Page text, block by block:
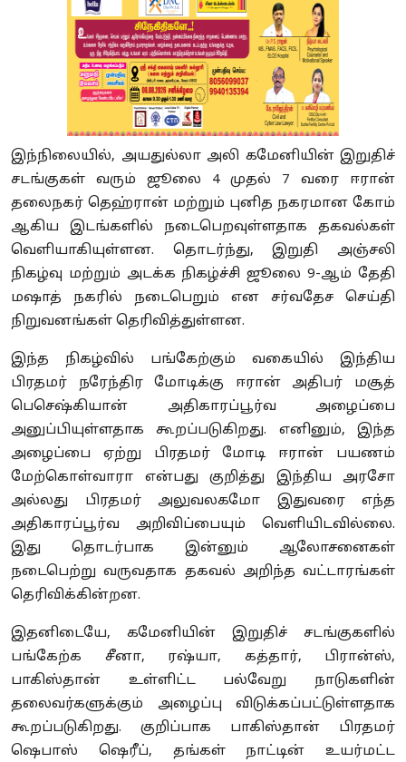
இந்நிலையில், அயதுல்லா அலி கமேனியின் இறுதிச்
சடங்குகள் வரும் ஜூலை 4முதல் 7 வரை ஈரான்
தலைநகர் தெஹ்ரான் மற்றும் புனித நகரமான கோம்
ஆகிய இடங்களில் நடைபெறவுள்ளதாக தகவல்கள்
வெளியாகியுள்ளன. தொடர்ந்து,இறுதி அஞ்சலி
நிகழ்வு மற்றும் அடக்க நிகழ்ச்சி ஜூலை9-ஆம் தேதி
மஷாத் நகரில் நடைபெறும் என சர்வதேச செய்தி
நிறுவனங்கள் தெரிவித்துள்ளன.
இந்த நிகழ்வில் பங்கேற்கும் வகையில் இந்திய
பிரதமர் நரேந்திர மோடிக்கு ஈரான் அதிபர் மசூத்
பெசெஷ்கியான் அதிகாரப்பூர்வ அழைப்பை
அனுப்பியுள்ளதாக கூறப்படுகிறது. எனினும்,இந்த
அழைப்பை ஏற்று பிரதமர் மோடி ஈரான் பயணம்
மேற்கொள்வாரா என்பது குறித்து இந்திய அரசோ
அல்லது பிரதமர் அலுவலகமோ இதுவரை எந்த
அதிகாரப்பூர்வ அறிவிப்பையும் வெளியிடவில்லை.
இது தொடர்பாக இன்னும் ஆலோசனைகள்
நடைபெற்று வருவதாக தகவல் அறிந்த வட்டாரங்கள்
தெரிவிக்கின்றன.
இதனிடையே, கமேனியின் இறுதிச் சடங்குகளில்
பங்கேற்க சீனா, ரஷ்யா, கத்தார், பிரான்ஸ்,
பாகிஸ்தான் உள்ளிட்ட பல்வேறு நாடுகளின்
தலைவர்களுக்கும் அழைப்பு விடுக்கப்பட்டுள்ளதாக
கூறப்படுகிறது. குறிப்பாக பாகிஸ்தான் பிரதமர்
ஷெபாஸ் ஷெரீப், தங்கள் நாட்டின் உயர்மட்ட